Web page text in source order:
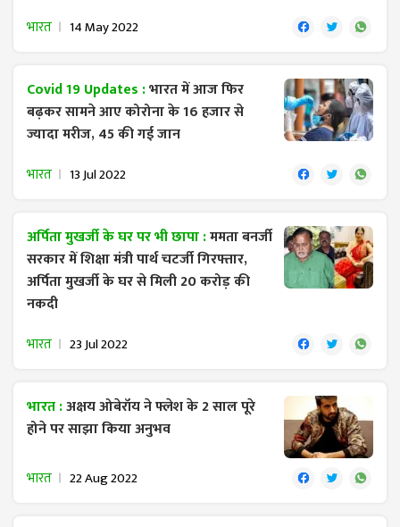
भारत 14 May 2022
Covid 19 Updates :भारत में आज फिर
बढ़कर सामने आए कोरोना के 16 हजार से
ज्यादा मरीज, 45 की गई जान
भारत 13 Jul 2022
अर्पिता मुखर्जी के घर पर भी छापा :ममता बनर्जी
सरकार में शिक्षा मंत्री पार्थ चटर्जी गिरफ्तार,
अर्पिता मुखर्जी के घर से मिली 20 करोड़ की
नकदी
भारत 23 Jul 2022
भारत :अक्षय ओबेरॉय ने फ्लेश के 2 साल पूरे
होने पर साझा किया अनुभव
भारत 22 Aug 2022